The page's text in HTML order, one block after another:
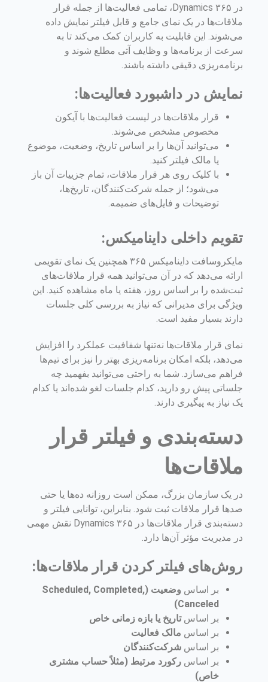
در Dynamics ۳۶۵، تمامی فعالیت‌ها از جمله قرار
ملاقات‌ها در یک نمای جامع و قابل فیلتر نمایش داده
می‌شوند. این قابلیت به کاربران کمک می‌کند تا به
سرعت از برنامه‌ها و وظایف آتی مطلع شوند و
برنامه‌ریزی دقیقی داشته باشند.
نمایش در داشبورد فعالیت‌ها:
قرار ملاقات‌ها در لیست فعالیت‌ها با آیکون
مخصوص مشخص می‌شوند.
می‌توانید آن‌ها را بر اساس تاریخ، وضعیت، موضوع
یا مالک فیلتر کنید.
با کلیک روی هر قرار ملاقات، تمام جزییات آن باز
می‌شود؛ از جمله شرکت‌کنندگان، تاریخ‌ها،
توضیحات و فایل‌های ضمیمه.
تقویم داخلی داینامیکس:
مایکروسافت داینامیکس ۳۶۵ همچنین یک نمای تقویمی
ارائه می‌دهد که در آن می‌توانید همه قرار ملاقات‌های
ثبت‌شده را بر اساس روز، هفته یا ماه مشاهده کنید. این
ویژگی برای مدیرانی که نیاز به بررسی کلی جلسات
دارند بسیار مفید است.
نمای قرار ملاقات‌ها نه‌تنها شفافیت عملکرد را افزایش
می‌دهد، بلکه امکان برنامه‌ریزی بهتر را نیز برای تیم‌ها
فراهم می‌سازد. شما به راحتی می‌توانید بفهمید چه
جلساتی پیش رو دارید، کدام جلسات لغو شده‌اند یا کدام
یک نیاز به پیگیری دارند.
دسته‌بندی و فیلتر قرار
ملاقات‌ها
در یک سازمان بزرگ، ممکن است روزانه ده‌ها یا حتی
صدها قرار ملاقات ثبت شود. بنابراین، توانایی فیلتر و
دسته‌بندی قرار ملاقات‌ها در Dynamics ۳۶۵ نقش مهمی
در مدیریت مؤثر آن‌ها دارد.
روش‌های فیلتر کردن قرار ملاقات‌ها:
بر اساس
وضعیت (Scheduled, Completed,
Canceled)
بر اساستاریخ یا بازه زمانی خاص
بر اساس مالک فعالیت
بر اساسشرکت‌کنندگان
بر اساسرکورد مرتبط (مثلاً حساب مشتری
خاص)